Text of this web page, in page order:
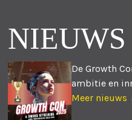
NIEUWS
De Growth
ambitie en
Meer nieuws